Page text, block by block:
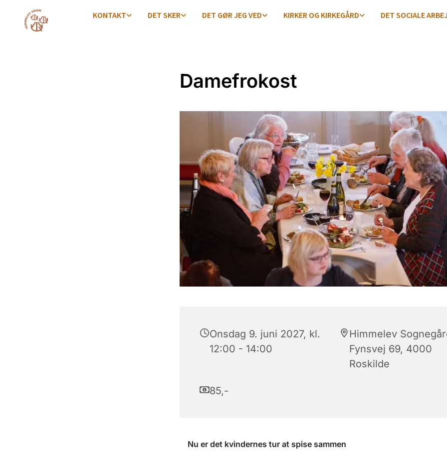
KONTAKT DET SKER DET GØR JEG VED KIRKER OG KIRKEGÅRD DET SOCIALE
Damefrokost
Onsdag 9. juni 2027, kl.
12:00 - 14:00
Himmelev
Fynsvej 69, 4000
Roskilde
85,-
Nu er det kvindernes tur at spise sammen